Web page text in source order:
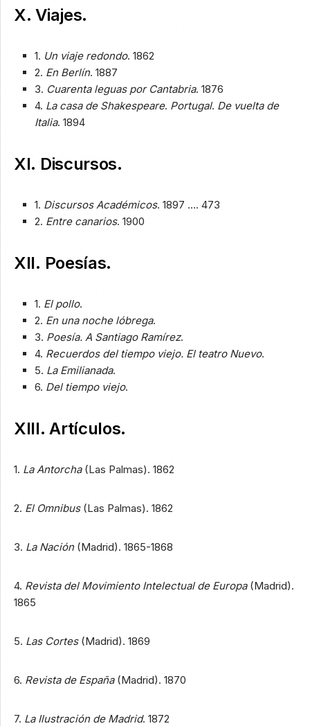
X. Viajes.
1. Un viaje redondo. 1862
2. En Berlín. 1887
3. Cuarenta leguas por Cantabria. 1876
4. La casa de Shakespeare. Portugal. De vuelta de
Italia. 1894
XI. Discursos.
1. Discursos Académicos. 1897 …. 473
2. Entre canarios. 1900
XII. Poesías.
1. El pollo.
2. En una noche lóbrega.
3. Poesía. A Santiago Ramírez.
4. Recuerdos del tiempo viejo. El teatro Nuevo.
5. La Emilianada.
6. Del tiempo viejo.
XIII. Artículos.
1. La Antorcha(Las Palmas). 1862
2. El Omnibus(Las Palmas). 1862
3. La Nación(Madrid). 1865-1868
4. Revista del Movimiento Intelectual de Europa(Madrid).
1865
5. Las Cortes(Madrid). 1869
6. Revista de España(Madrid). 1870
7. La Ilustración de Madrid. 1872